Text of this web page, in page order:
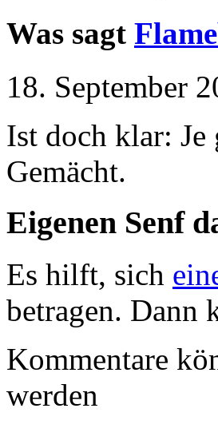
Was sagt
18. September
Ist doch klar:
Gemächt.
Eigenen Senf
Es hilft, sich
betragen. Dann
Kommentare
werden